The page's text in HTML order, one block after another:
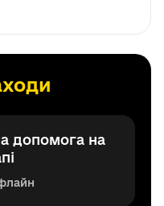
допомога на